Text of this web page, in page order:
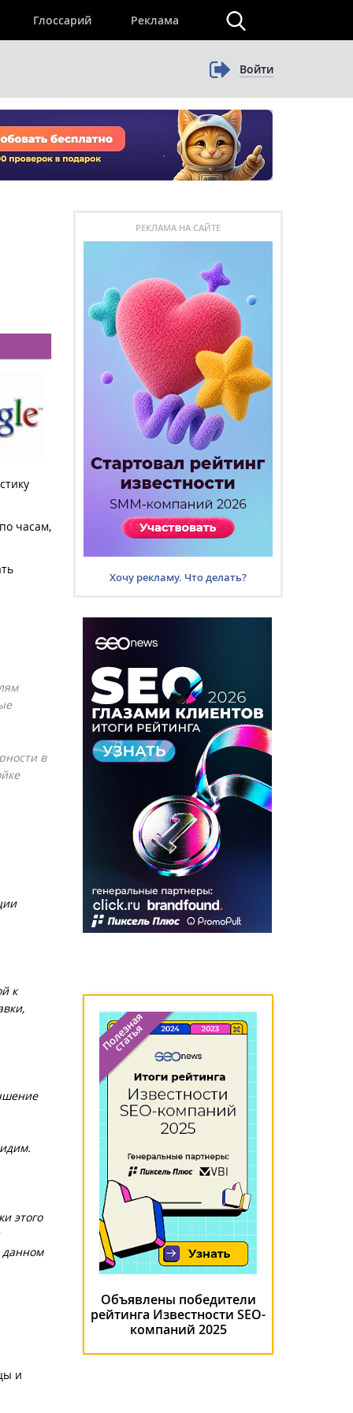
Глоссарий Реклама
Войти
часам,
в
к
этого
данном
и
РЕКЛАМА НА САЙТЕ
Хочу рекламу. Что делать?
Объявлены победители
рейтинга Известности SEO-
компаний 2025